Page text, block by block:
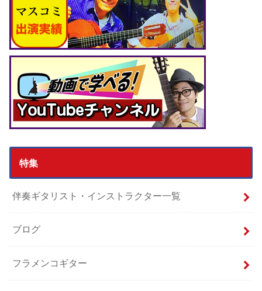
特集
伴奏ギタリスト・インストラクター一覧
ブログ
フラメンコギター